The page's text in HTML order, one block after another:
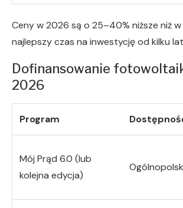
Ceny w 2026 są o 25–40% niższe niż
najlepszy czas na inwestycję od kilku
Dofinansowanie
2026
Program
Mój Prąd 6.0 (lub
kolejna edycja)